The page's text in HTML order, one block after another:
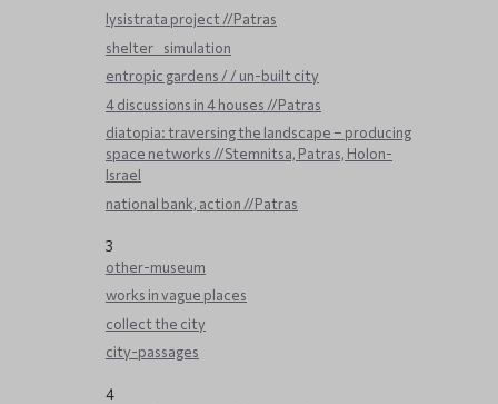
lysistrata project //Patras
shelter _ simulation
entropic gardens / / un-built city
4 discussions in 4 houses //Patras
diatopia: traversing the landscape – producing
space networks //Stemnitsa, Patras, Holon-
Israel
national bank, action //Patras
3
other-museum
works in vague places
collect the city
city-passages
4